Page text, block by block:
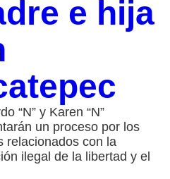
e hija
“N” y Karen “N”
un proceso por los
relacionados con la
ilegal de la libertad y el